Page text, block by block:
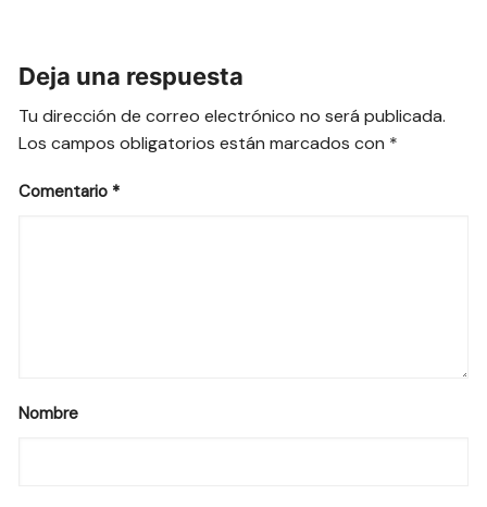
Deja una respuesta
Tu dirección de correo electrónico no será publicada.
Los campos obligatorios están marcados con *
Comentario *
Nombre